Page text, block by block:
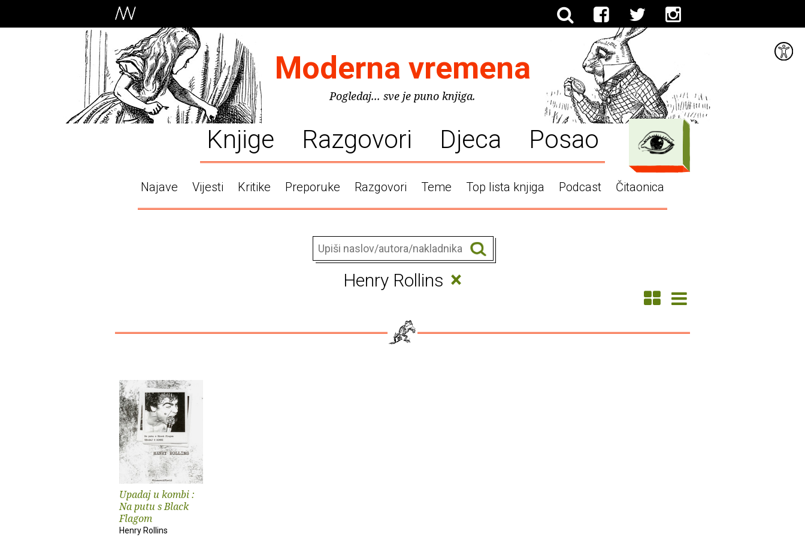
Moderna vremena
Pogledaj... sve je puno knjiga.
Knjige Razgovori Djeca Posao
Najave Vijesti Kritike Preporuke Razgovori Teme Top lista knjiga Podcast Čitaonica
Henry Rollins ×
Upadaj u kombi :
Na putu s Black
Flagom
Henry Rollins